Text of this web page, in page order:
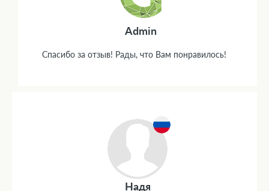
Admin
Спасибо за отзыв! Рады, что Вам понравилось!
Надя